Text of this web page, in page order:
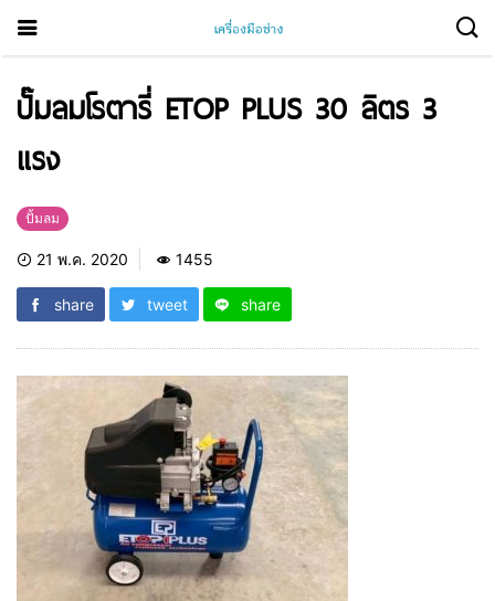
ปั๊มลมโรตารี่ ETOP PLUS 30 ลิตร 3
แรง
ปั้มลม
21 พ.ค. 2020 1455
share tweet share